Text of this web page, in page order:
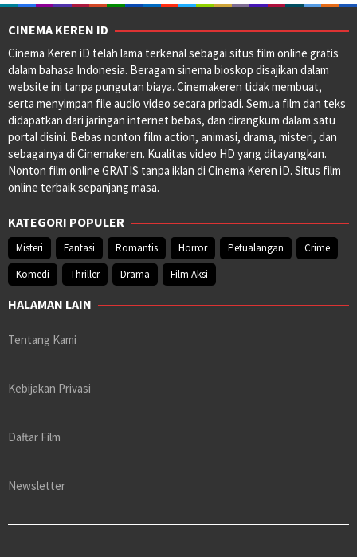
CINEMA KEREN ID
Cinema Keren iD telah lama terkenal sebagai situs film online gratis
dalam bahasa Indonesia. Beragam sinema bioskop disajikan dalam
website ini tanpa pungutan biaya. Cinemakeren tidak membuat,
serta menyimpan file audio video secara pribadi. Semua film dan teks
didapatkan dari jaringan internet bebas, dan dirangkum dalam satu
portal disini. Bebas nonton film action, animasi, drama, misteri, dan
sebagainya di Cinemakeren. Kualitas video HD yang ditayangkan.
Nonton film online GRATIS tanpa iklan di Cinema Keren iD. Situs film
online terbaik sepanjang masa.
KATEGORI POPULER
Misteri Fantasi Romantis Horror Petualangan
Crime
Komedi
Thriller Drama Film Aksi
HALAMAN LAIN
Tentang Kami
Kebijakan Privasi
Daftar Film
Newsletter